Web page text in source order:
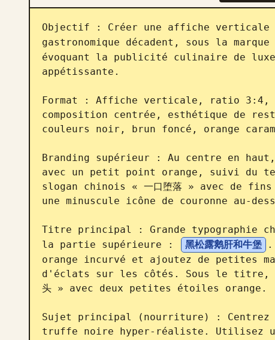
Objectif : Créer une affiche verticale
gastronomique décadent, sous la marque
évoquant la publicité culinaire de
appétissante.
Format : Affiche verticale, ratio 3:4,
composition centrée, esthétique de
couleurs noir, brun foncé, orange
Branding supérieur : Au centre en
avec un petit point orange, suivi du
slogan chinois « 一口堕落 » avec de
une minuscule icône de couronne au-
Titre principal : Grande typographie
la partie supérieure :
黑松露鹅肝和牛堡
.
orange incurvé et ajoutez de petites
d'éclats sur les côtés. Sous le titre,
头 » avec deux petites étoiles orange.
Sujet principal (nourriture) : Centrez
truffe noire hyper-réaliste. Utilisez